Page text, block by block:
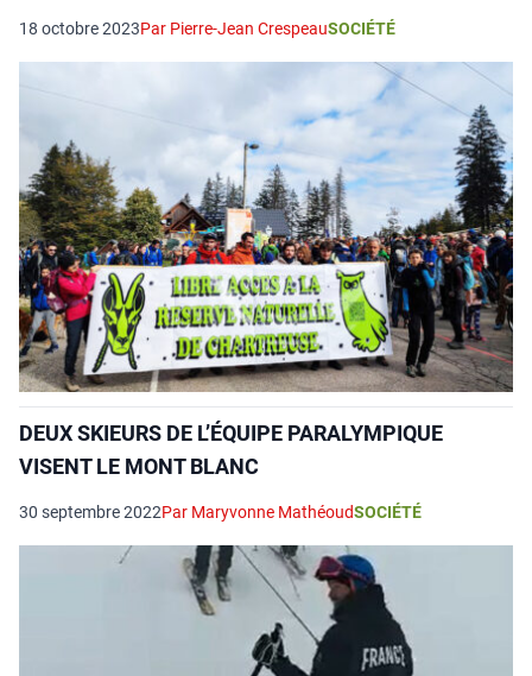
18 octobre 2023Par Pierre-Jean CrespeauSOCIÉTÉ
DEUX SKIEURS DE L’ÉQUIPE PARALYMPIQUE
VISENT LE MONT BLANC
30 septembre 2022Par Maryvonne MathéoudSOCIÉTÉ